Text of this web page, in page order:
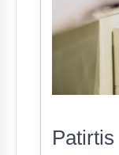
Patirtis